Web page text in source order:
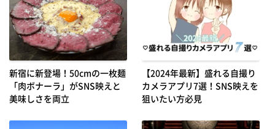
新宿に新登場！50cmの一枚麺
「肉ボナーラ」がSNS映えと
美味しさを両立
【2024年最新】盛れる自撮り
カメラアプリ7選！SNS映えを
狙いたい方必見